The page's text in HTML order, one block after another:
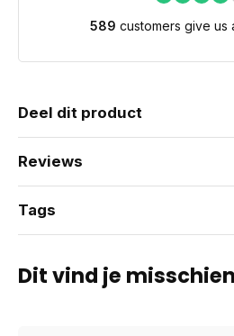
589 customers give us
Deel dit product
Reviews
Tags
Dit vind je